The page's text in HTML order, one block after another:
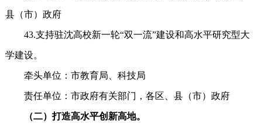
县（市）政府
43.支持驻沈高校新一轮“双一流”建设和高水平研究型大
学建设。
牵头单位：市教育局、科技局
责任单位：市政府有关部门，各区、县（市）政府
（二）打造高水平创新高地。